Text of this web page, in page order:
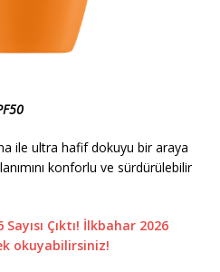
ile ultra hafif dokuyu bir araya
konforlu ve sürdürülebilir
Çıktı! İlkbahar 2026
okuyabilirsiniz!